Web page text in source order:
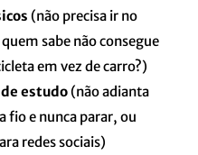
(não precisa ir no
sabe não consegue
em vez de carro?)
estudo(não adianta
fio e nunca parar, ou
redes sociais)